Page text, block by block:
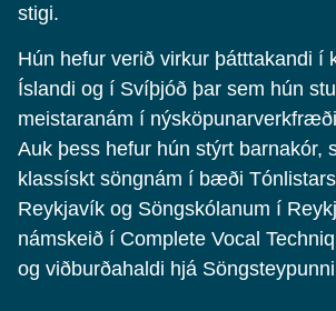
stigi.
Hún hefur verið virkur þátttakandi í
Íslandi og í Svíþjóð þar sem hún
meistaranám í
Auk þess hefur hún stýrt barnakór,
klassískt söngnám í bæði
Reykjavík og Söngskólanum í
námskeið í Complete Vocal
og viðburðahaldi hjá